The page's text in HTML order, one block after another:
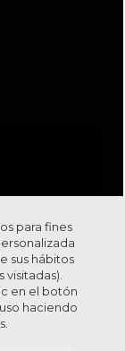
para fines
sus hábitos
en el botón
haciendo